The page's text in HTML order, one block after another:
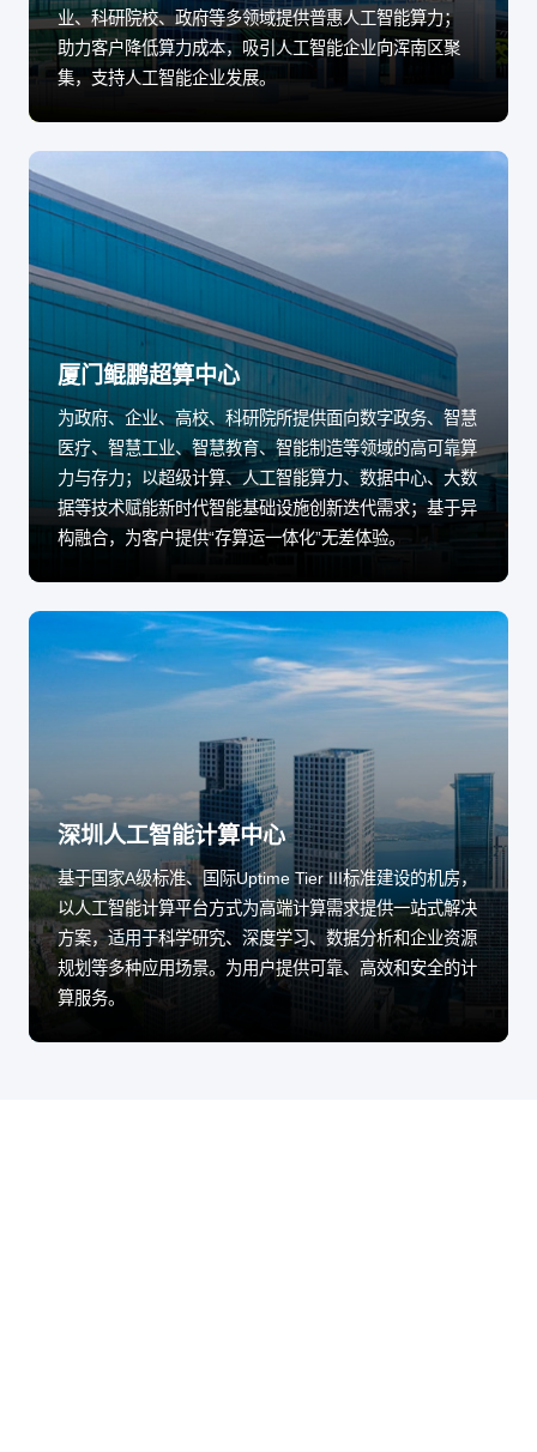
业、科研院校、政府等多领域提供普惠人工智能算力；
助力客户降低算力成本，吸引人工智能企业向浑南区聚
集，支持人工智能企业发展。
厦门鲲鹏超算中心
为政府、企业、高校、科研院所提供面向数字政务、智慧
医疗、智慧工业、智慧教育、智能制造等领域的高可靠算
力与存力；以超级计算、人工智能算力、数据中心、大数
据等技术赋能新时代智能基础设施创新迭代需求；基于异
构融合，为客户提供“存算运一体化”无差体验。
深圳人工智能计算中心
基于国家A级标准、国际Uptime Tier III标准建设的机房，
以人工智能计算平台方式为高端计算需求提供一站式解决
方案，适用于科学研究、深度学习、数据分析和企业资源
规划等多种应用场景。为用户提供可靠、高效和安全的计
算服务。